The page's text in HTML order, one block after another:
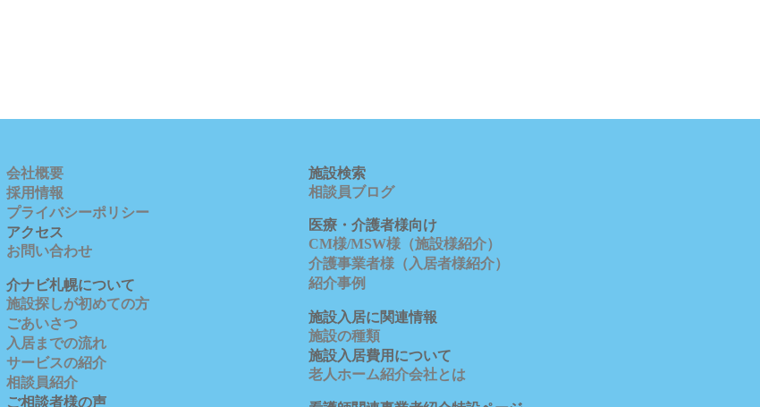
会社概要
採用情報
プライバシーポリシー
アクセス
お問い合わせ
介ナビ札幌について
施設探しが初めての方
ごあいさつ
入居までの流れ
サービスの紹介
相談員紹介
ご相談者様の声
施設検索
相談員ブログ
医療・介護者様向け
CM様/MSW様（施設様紹介）
介護事業者様（入居者様紹介）
紹介事例
施設入居に関連情報
施設の種類
施設入居費用について
老人ホーム紹介会社とは